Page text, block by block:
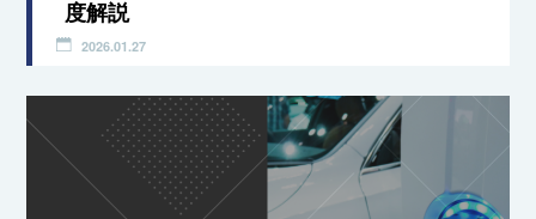
度解説
2026.01.27